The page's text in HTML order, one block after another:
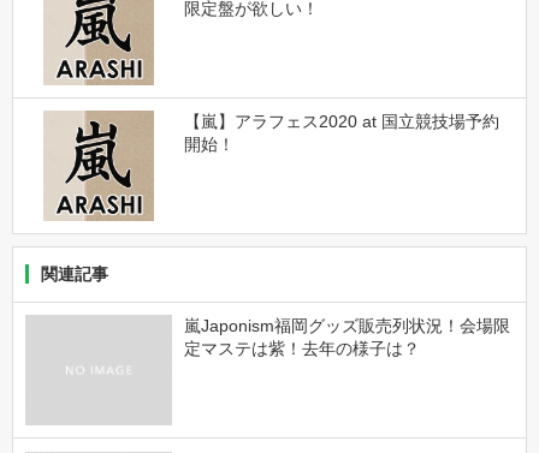
限定盤が欲しい！
【嵐】アラフェス2020 at 国立競技場予約
開始！
関連記事
嵐Japonism福岡グッズ販売列状況！会場限
定マステは紫！去年の様子は？